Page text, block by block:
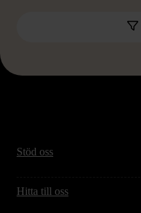
Stöd oss
Hitta till oss